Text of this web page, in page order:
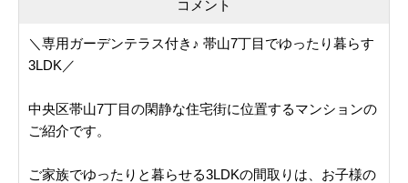
コメント
＼専用ガーデンテラス付き♪ 帯山7丁目でゆったり暮らす
3LDK／
中央区帯山7丁目の閑静な住宅街に位置するマンションの
ご紹介です。
ご家族でゆったりと暮らせる3LDKの間取りは、お子様の